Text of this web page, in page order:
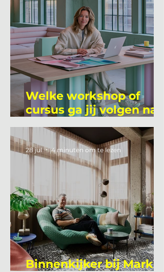
Welke workshop of
cursus ga jij volgen na
je vakantie?
Binnenkijker bij Mark
28 jul 4 minuten om te lezen